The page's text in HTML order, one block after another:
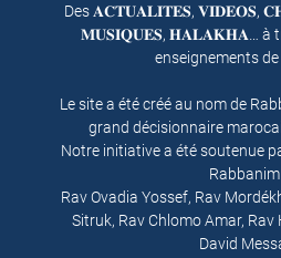
Des 𝐀𝐂𝐓𝐔𝐀𝐋𝐈𝐓𝐄𝐒, 𝐕𝐈𝐃𝐄𝐎𝐒,
𝐌𝐔𝐒𝐈𝐐𝐔𝐄𝐒, 𝐇𝐀𝐋𝐀𝐊𝐇𝐀… à
enseignements de
Le site a été créé au nom de
grand décisionnaire
Notre initiative a été soutenue
Rabbanim
Rav Ovadia Yossef, Rav
Sitruk, Rav Chlomo Amar, Rav
David